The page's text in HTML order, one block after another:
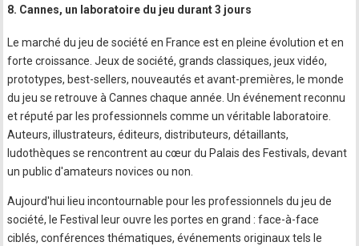
8. Cannes, un laboratoire du jeu durant 3 jours
Le marché du jeu de société en France est en pleine évolution et en
forte croissance. Jeux de société, grands classiques, jeux vidéo,
prototypes, best-sellers, nouveautés et avant-premières, le monde
du jeu se retrouve à Cannes chaque année. Un événement reconnu
et réputé par les professionnels comme un véritable laboratoire.
Auteurs, illustrateurs, éditeurs, distributeurs, détaillants,
ludothèques se rencontrent au cœur du Palais des Festivals, devant
un public d'amateurs novices ou non.
Aujourd'hui lieu incontournable pour les professionnels du jeu de
société, le Festival leur ouvre les portes en grand : face-à-face
ciblés, conférences thématiques, événements originaux tels le